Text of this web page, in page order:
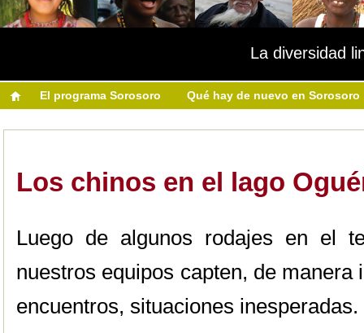
La diversidad
El programa Sorosoro Qué hay de nuevo en Sorosoro
Los chinos en el lago
Luego de algunos rodajes en el
nuestros equipos capten, de
encuentros, situaciones inesperadas.